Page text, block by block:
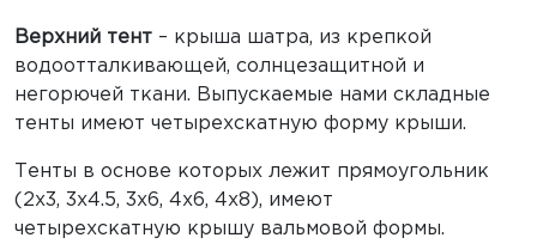
Верхний тент – крыша шатра, из крепкой
водоотталкивающей, солнцезащитной и
негорючей ткани. Выпускаемые нами складные
тенты имеют четырехскатную форму крыши.
Тенты в основе которых лежит прямоугольник
(2х3, 3х4.5, 3х6, 4х6, 4х8), имеют
четырехскатную крышу вальмовой формы.